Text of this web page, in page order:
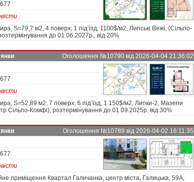
S=79,7 м2, 4 поверх, 1 під’їзд, 1100$/м2, Липські Вежі, (Сільпо-
до 01.06.2027р., від 20%
Оголошення №10790 від 2026-04-04 21:36:02
S=52,89 м2, 7 поверх, 6 під’їзд, 1 150$/м2, Липки-2, Мазепи
Сільпо-Комфі), розтермінування до 01.09.2025р, від 30%
Оголошення №10789 від 2026-04-02 16:11:35
приміщення Квартал Галичанка, центр міста, Галицька, 59А,